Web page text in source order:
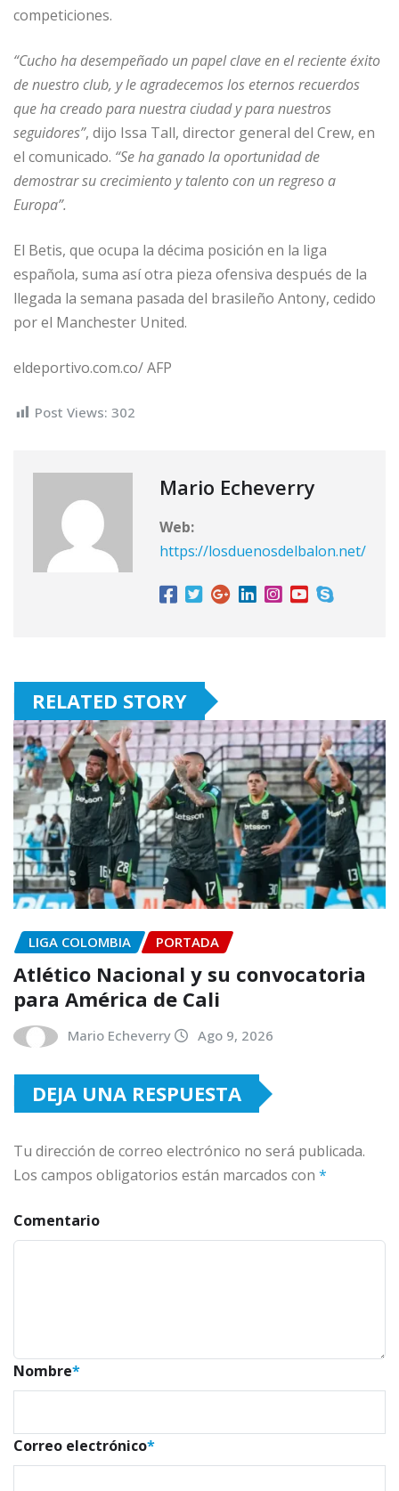
competiciones.
“Cucho ha desempeñado un papel clave en el reciente éxito
de nuestro club, y le agradecemos los eternos recuerdos
que ha creado para nuestra ciudad y para nuestros
seguidores”, dijo Issa Tall, director general del Crew, en
el comunicado. “Se ha ganado la oportunidad de
demostrar su crecimiento y talento con un regreso a
Europa”.
El Betis, que ocupa la décima posición en la liga
española, suma así otra pieza ofensiva después de la
llegada la semana pasada del brasileño Antony, cedido
por el Manchester United.
eldeportivo.com.co/ AFP
Post Views: 302
Mario Echeverry
Web:
https://losduenosdelbalon.net/
RELATED STORY
LIGA COLOMBIA PORTADA
Atlético Nacional y su convocatoria
para América de Cali
Mario Echeverry Ago 9, 2026
DEJA UNA RESPUESTA
Tu dirección de correo electrónico no será publicada.
Los campos obligatorios están marcados con *
Comentario
Nombre*
Correo electrónico*